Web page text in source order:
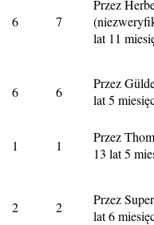
6 7
Przez
lat 11
6 6
Przez
lat 5
1 1
Przez
13 lat 5
2 2 Przez
lat 6